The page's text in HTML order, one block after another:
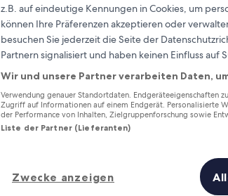
z.B. auf eindeutige Kennungen in Cookies, um
können Ihre Präferenzen akzeptieren oder
besuchen Sie jederzeit die Seite der
Partnern signalisiert und haben keinen Einfluss auf
Wir und unsere Partner verarbeiten Daten,
Verwendung genauer Standortdaten. Endgeräteeigenschaften
Zugriff auf Informationen auf einem Endgerät. Personalisierte
der Performance von Inhalten, Zielgruppenforschung sowie
Liste der Partner (Lieferanten)
Zwecke anzeigen